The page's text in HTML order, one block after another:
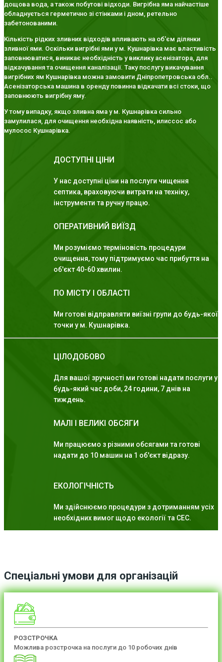
дощова вода, а також побутові відходи. Вигрібна яма найчастіше
обладнується герметично зі стінками і дном, ретельно
забетонованими.
Кількість рідких зливних відходів впливають на об'єм ділянки
зливної ями. Оскільки вигрібні ями у м. Кушнарівка має властивість
заповнюватися, виникає необхідність у виклику асенізатора, для
відкачування та очищення каналізації. Таку послугу викачування
вигрібних ям Кушнарівка можна замовити Дніпропетровська обл..
Асенізаторська машина в оренду повинна відкачати всі стоки, що
заповнюють вигрібну яму.
У тому випадку, якщо зливна яма у м. Кушнарівка сильно
замулилася, для очищення необхідна наявність, илиссос або
мулосос Кушнарівка.
ДОСТУПНІ ЦІНИ
У нас доступні ціни на послуги чищення
септика, враховуючи витрати на техніку,
інструменти та ручну працю.
ОПЕРАТИВНИЙ ВИЇЗД
Ми розуміємо терміновість процедури
очищення, тому підтримуємо час прибуття на
об'єкт 40-60 хвилин.
ПО МІСТУ І ОБЛАСТІ
Ми готові відправляти виїзні групи до будь-якої
точки у м. Кушнарівка.
ЦІЛОДОБОВО
Для вашої зручності ми готові надати послуги у
будь-який час доби, 24 години, 7 днів на
тиждень.
МАЛІ І ВЕЛИКІ ОБСЯГИ
Ми працюємо з різними обсягами та готові
надати до 10 машин на 1 об'єкт відразу.
ЕКОЛОГІЧНІСТЬ
Ми здійснюємо процедури з дотриманням усіх
необхідних вимог щодо екології та СЕС.
Спеціальні умови для організацій
РОЗСТРОЧКА
Можлива розстрочка на послуги до 10 робочих днів